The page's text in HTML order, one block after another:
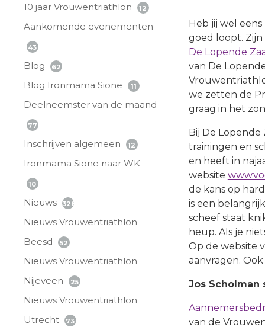
10 jaar Vrouwentriathlon 12
Aankomende evenementen
43
Blog 62
Blog Ironmama Sione 11
Deelneemster van de maand
77
Inschrijven algemeen 12
Ironmama Sione naar WK
10
Nieuws 328
Nieuws Vrouwentriathlon
Beesd
52
Nieuws Vrouwentriathlon
Nijeveen
25
Nieuws Vrouwentriathlon
Utrecht
73
Heb jij wel
goed loopt. Zijn
De Lopende
van De
we zetten de
graag in het
Bij De
trainingen en
en heeft in
website
de kans op
is een
scheef staat
heup. Als je
Op de website
aanvragen.
Jos
van de